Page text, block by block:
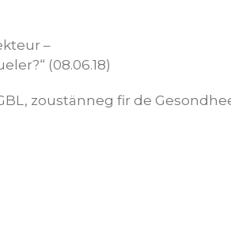
–
(08.06.18)
zoustänneg fir de